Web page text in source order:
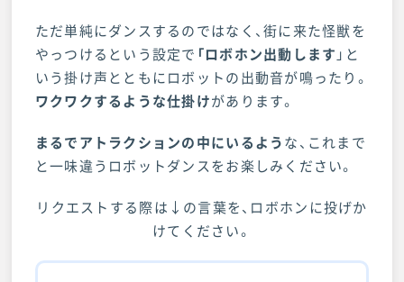
ただ単純にダンスするのではなく、街に来た怪獣を
やっつけるという設定で 「ロボホン出動します 」と
いう掛け声とともにロボットの出動音が鳴ったり。
ワクワクするような仕掛けがあります。
まるでアトラクションの中にいるような、これまで
と一味違うロボットダンスをお楽しみください。
リクエストする際は↓の言葉を、ロボホンに投げか
けてください。